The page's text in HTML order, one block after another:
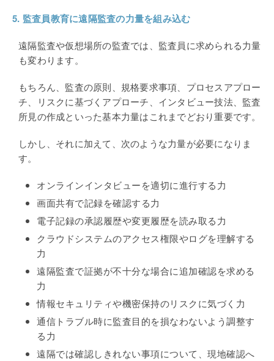
5. 監査員教育に遠隔監査の力量を組み込む
遠隔監査や仮想場所の監査では、監査員に求められる力量
も変わります。
もちろん、監査の原則、規格要求事項、プロセスアプロー
チ、リスクに基づくアプローチ、インタビュー技法、監査
所見の作成といった基本力量はこれまでどおり重要です。
しかし、それに加えて、次のような力量が必要になりま
す。
オンラインインタビューを適切に進行する力
画面共有で記録を確認する力
電子記録の承認履歴や変更履歴を読み取る力
クラウドシステムのアクセス権限やログを理解する
力
遠隔監査で証拠が不十分な場合に追加確認を求める
力
情報セキュリティや機密保持のリスクに気づく力
通信トラブル時に監査目的を損なわないよう調整す
る力
遠隔では確認しきれない事項について、現地確認へ